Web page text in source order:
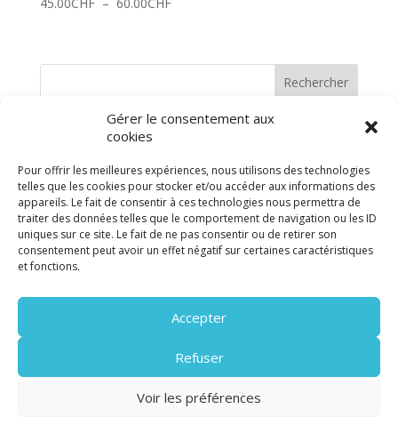
Gérer le consentement aux
cookies
Pour offrir les meilleures expériences, nous utilisons des technologies
telles que les cookies pour stocker et/ou accéder aux informations des
appareils. Le fait de consentir à ces technologies nous permettra de
traiter des données telles que le comportement de navigation ou les ID
uniques sur ce site. Le fait de ne pas consentir ou de retirer son
consentement peut avoir un effet négatif sur certaines caractéristiques
et fonctions.
Accepter
Refuser
Voir les préférences
45.00CHF
Rechercher
être informé(s) dès que possible des